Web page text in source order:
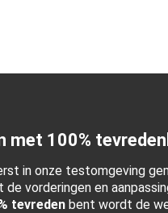
met 100%
in onze testomgeving
vorderingen en
tevreden bent wordt de